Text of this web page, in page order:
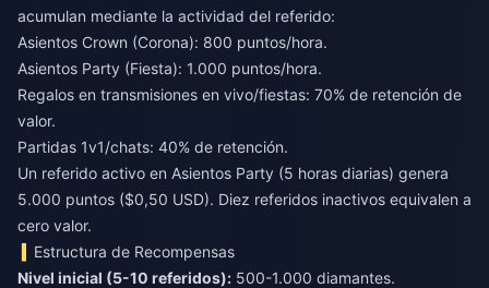
acumulan mediante la actividad del referido:
Asientos Crown (Corona): 800 puntos/hora.
Asientos Party (Fiesta): 1.000 puntos/hora.
Regalos en transmisiones en vivo/fiestas: 70% de retención de
valor.
Partidas 1v1/chats: 40% de retención.
Un referido activo en Asientos Party (5 horas diarias) genera
5.000 puntos ($0,50 USD). Diez referidos inactivos equivalen a
cero valor.
Estructura de Recompensas
Nivel inicial (5-10 referidos):